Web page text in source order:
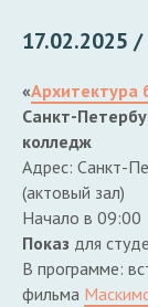
17.02.2025
«Архитектура
Санкт-
колледж
Адрес: Санкт-
(актовый зал)
Начало в 09:00
Показ для
В программе:
фильма